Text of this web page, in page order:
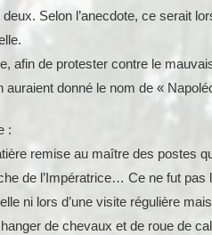
Selon l’anecdote, ce serait
afin de protester contre le
auraient donné le nom de «
:
remise au maître des postes
de l’Impératrice… Ce ne fut pas
ni lors d’une visite régulière
de chevaux et de roue de